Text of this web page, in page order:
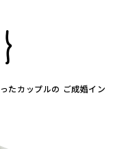
たカップルの ご成婚イン